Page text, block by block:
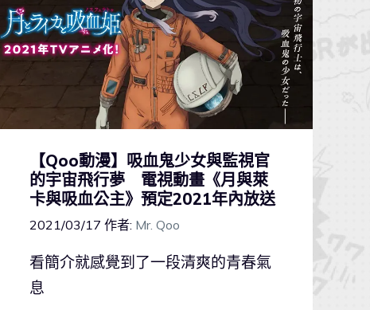
【Qoo動漫】吸血鬼少女與監視官
的宇宙飛行夢 電視動畫《月與萊
卡與吸血公主》預定2021年內放送
2021/03/17 作者: Mr. Qoo
看簡介就感覺到了一段清爽的青春氣
息